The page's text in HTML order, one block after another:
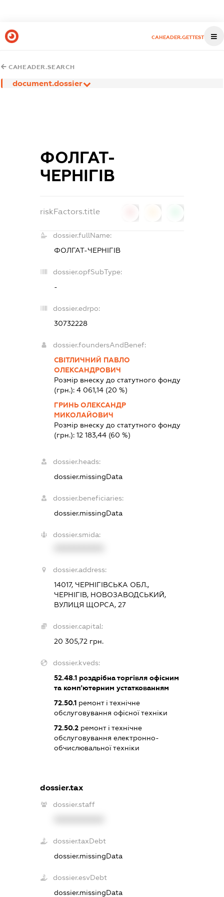
CAHEADER.GETTEST
CAHEADER.SEARCH
document.dossier
ФОЛГАТ-
ЧЕРНІГІВ
riskFactors.title
dossier.fullName:
ФОЛГАТ-ЧЕРНІГІВ
dossier.opfSubType:
-
dossier.edrpo:
30732228
dossier.foundersAndBenef:
СВІТЛИЧНИЙ ПАВЛО
ОЛЕКСАНДРОВИЧ
Розмір внеску до статутного фонду
(грн.): 4 061,14(20 %)
ГРИНЬ ОЛЕКСАНДР
МИКОЛАЙОВИЧ
Розмір внеску до статутного фонду
(грн.): 12 183,44(60 %)
dossier.heads:
dossier.missingData
dossier.beneficiaries:
dossier.missingData
dossier.smida:
dossier.address:
14017, ЧЕРНІГІВСЬКА ОБЛ.,
ЧЕРНІГІВ, НОВОЗАВОДСЬКИЙ,
ВУЛИЦЯ ЩОРСА, 27
dossier.capital:
20 305,72 грн.
dossier.kveds:
52.48.1роздрібна торгівля офісним
та комп'ютерним устаткованням
72.50.1ремонт і технічне
обслуговування офісної техніки
72.50.2ремонт і технічне
обслуговування електронно-
обчислювальної техніки
dossier.tax
dossier.staff
dossier.taxDebt
dossier.missingData
dossier.esvDebt
dossier.missingData